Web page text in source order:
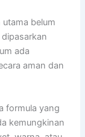
belum
ada
aman dan
formula yang
kemungkinan